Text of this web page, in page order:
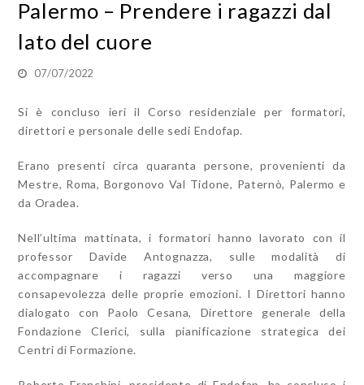
Palermo – Prendere i ragazzi dal
lato del cuore
07/07/2022
Si è concluso ieri il Corso residenziale per formatori,
direttori e personale delle sedi Endofap.
Erano presenti circa quaranta persone, provenienti da
Mestre, Roma, Borgonovo Val Tidone, Paternò, Palermo e
da Oradea.
Nell’ultima mattinata, i formatori hanno lavorato con il
professor Davide Antognazza, sulle modalità di
accompagnare i ragazzi verso una maggiore
consapevolezza delle proprie emozioni. I Direttori hanno
dialogato con Paolo Cesana, Direttore generale della
Fondazione Clerici, sulla pianificazione strategica dei
Centri di Formazione.